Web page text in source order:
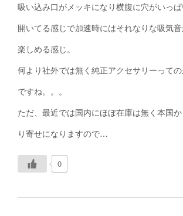
吸い込み口がメッキになり横腹に穴がいっ
開いてる感じで加速時にはそれなりな吸気
楽しめる感じ。
何より社外では無く純正アクセサリーって
ですね。。。
ただ、最近では国内にほぼ在庫は無く本国
り寄せになりますので…
0